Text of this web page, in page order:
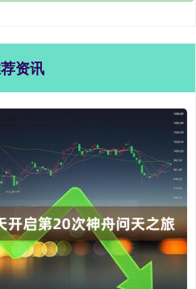
资讯